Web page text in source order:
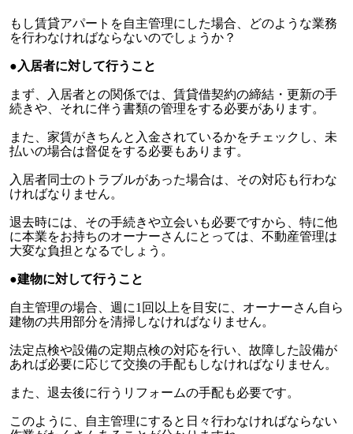
もし賃貸アパートを自主管理にした場合、どのような業務
を行わなければならないのでしょうか？
●入居者に対して行うこと
まず、入居者との関係では、賃貸借契約の締結・更新の手
続きや、それに伴う書類の管理をする必要があります。
また、家賃がきちんと入金されているかをチェックし、未
払いの場合は督促をする必要もあります。
入居者同士のトラブルがあった場合は、その対応も行わな
ければなりません。
退去時には、その手続きや立会いも必要ですから、特に他
に本業をお持ちのオーナーさんにとっては、不動産管理は
大変な負担となるでしょう。
●建物に対して行うこと
自主管理の場合、週に1回以上を目安に、オーナーさん自ら
建物の共用部分を清掃しなければなりません。
法定点検や設備の定期点検の対応を行い、故障した設備が
あれば必要に応じて交換の手配もしなければなりません。
また、退去後に行うリフォームの手配も必要です。
このように、自主管理にすると日々行わなければならない